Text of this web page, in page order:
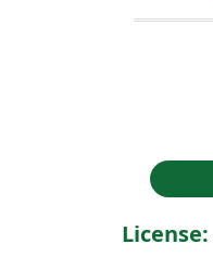
License: